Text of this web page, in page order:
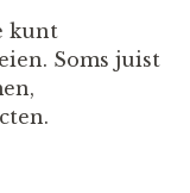
kunt
Soms juist